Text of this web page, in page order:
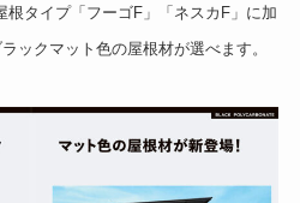
根タイプ「フーゴF」「ネスカF」に加
ックマット色の屋根材が選べます。